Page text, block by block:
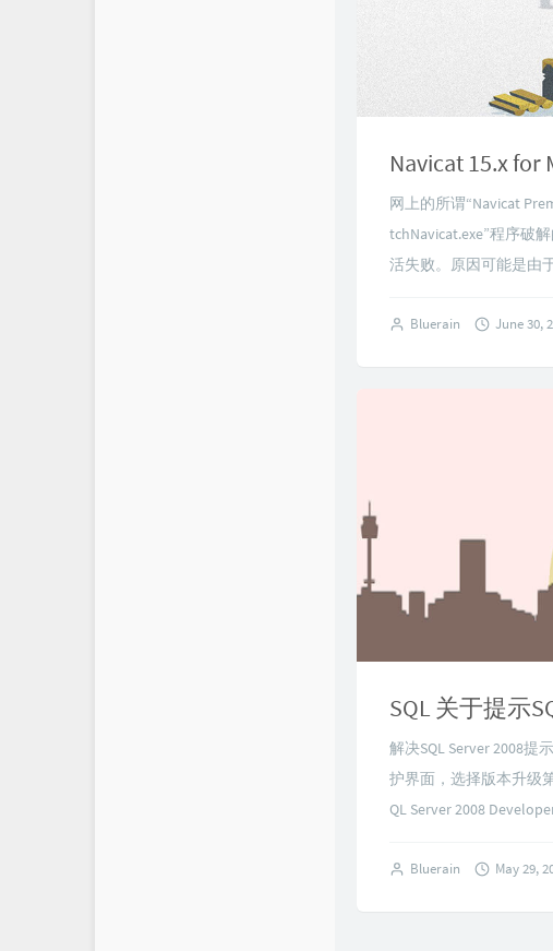
Navicat 15.x
网上的所谓“Navicat
tchNavicat.exe”程序破
活失败。原因可能是由
Bluerain June 30,
SQL 关于提示
解决SQL Server 2008
护界面，选择版本升级
QL Server 2008
Bluerain May 29,